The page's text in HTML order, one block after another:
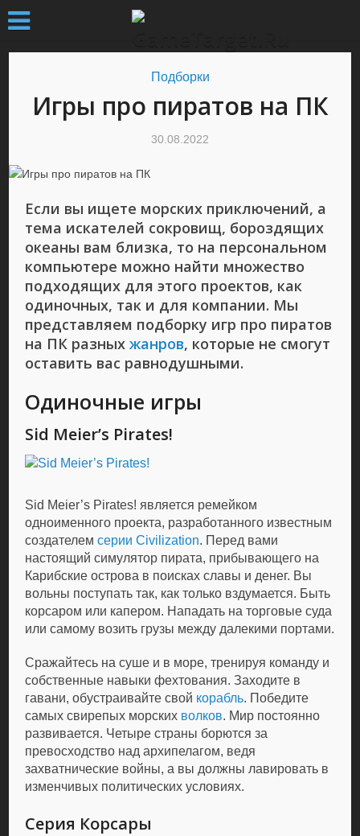
Подборки
Игры про пиратов на ПК
30.08.2022
Если вы ищете морских приключений, а
тема искателей сокровищ, бороздящих
океаны вам близка, то на персональном
компьютере можно найти множество
подходящих для этого проектов, как
одиночных, так и для компании. Мы
представляем подборку игр про пиратов
на ПК разныхжанров, которые не смогут
оставить вас равнодушными.
Одиночные игры
Sid Meier’s Pirates!
Sid Meier’s Pirates! является ремейком
одноименного проекта, разработанного известным
создателемсерии Civilization. Перед вами
настоящий симулятор пирата, прибывающего на
Карибские острова в поисках славы и денег. Вы
вольны поступать так, как только вздумается. Быть
корсаром или капером. Нападать на торговые суда
или самому возить грузы между далекими портами.
Сражайтесь на суше и в море, тренируя команду и
собственные навыки фехтования. Заходите в
гавани, обустраивайте свой корабль. Победите
самых свирепых морских волков. Мир постоянно
развивается. Четыре страны борются за
превосходство над архипелагом, ведя
захватнические войны, а вы должны лавировать в
изменчивых политических условиях.
Серия Корсары